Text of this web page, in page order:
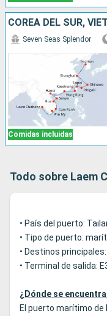
Comidas incluidas
Seven Seas Splendor
Todo sobre Laem
• País del puerto:
• Tipo de puerto:
• Destinos
• Terminal de salida:
¿Dónde se
El puerto marítimo de